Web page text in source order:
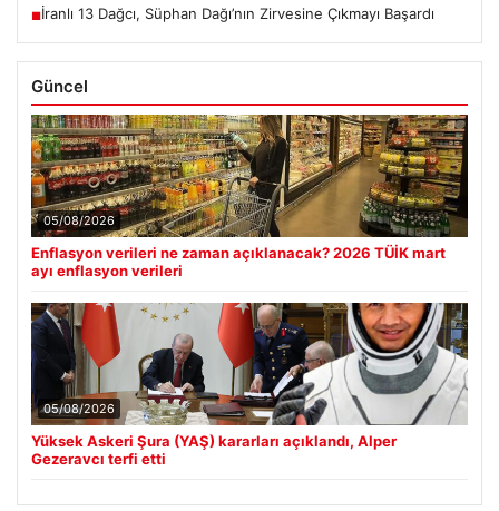
■İranlı 13 Dağcı, Süphan Dağı’nın Zirvesine Çıkmayı Başardı
Güncel
05/08/2026
Enflasyon verileri ne zaman açıklanacak? 2026 TÜİK mart
ayı enflasyon verileri
05/08/2026
Yüksek Askeri Şura (YAŞ) kararları açıklandı, Alper
Gezeravcı terfi etti